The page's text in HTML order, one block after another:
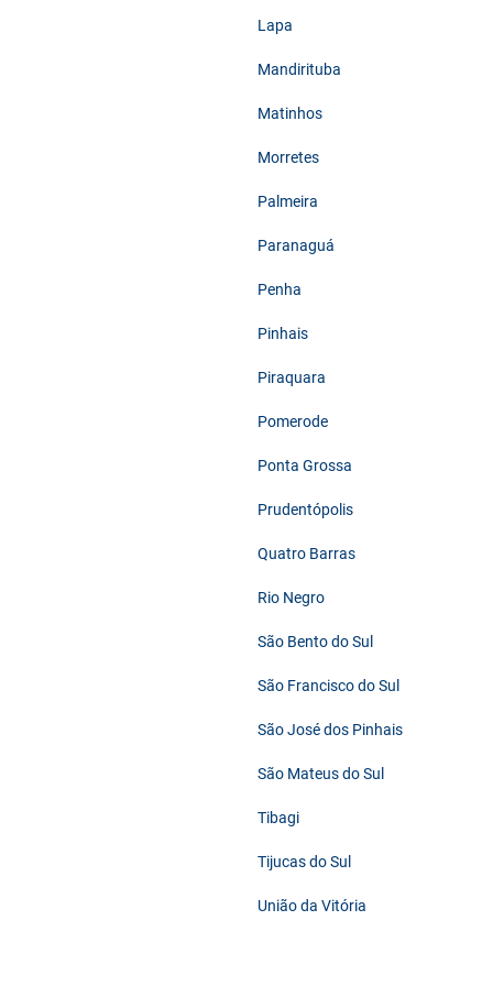
Lapa
Mandirituba
Matinhos
Morretes
Palmeira
Paranaguá
Penha
Pinhais
Piraquara
Pomerode
Ponta Grossa
Prudentópolis
Quatro Barras
Rio Negro
São Bento do Sul
São Francisco do Sul
São José dos Pinhais
São Mateus do Sul
Tibagi
Tijucas do Sul
União da Vitória